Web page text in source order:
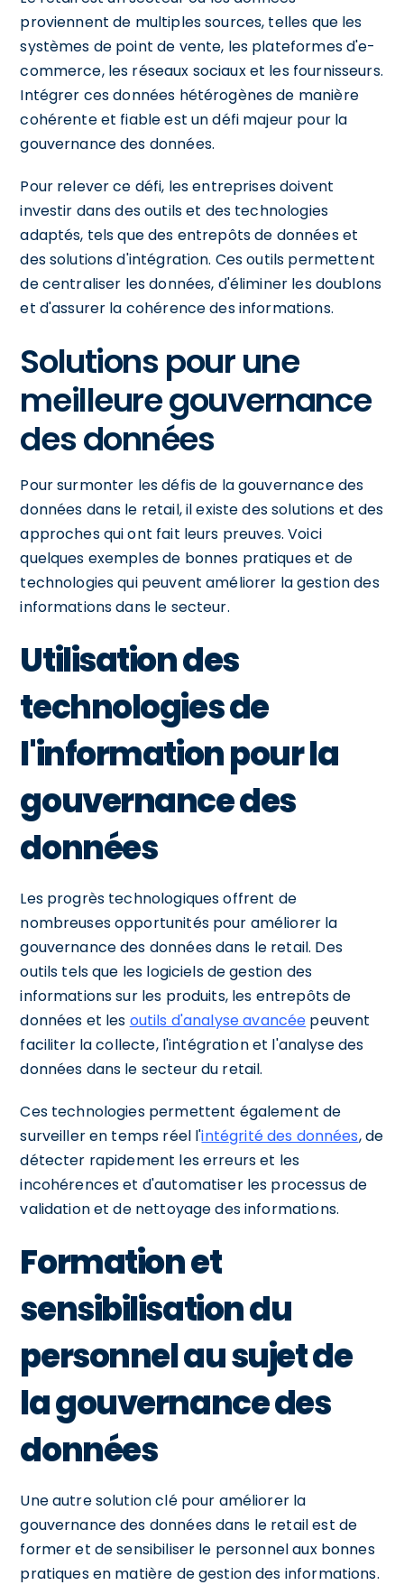
proviennent de multiples sources, telles que les
systèmes de point de vente, les plateformes d'e-
commerce, les réseaux sociaux et les fournisseurs.
Intégrer ces données hétérogènes de manière
cohérente et fiable est un défi majeur pour la
gouvernance des données.
Pour relever ce défi, les entreprises doivent
investir dans des outils et des technologies
adaptés, tels que des entrepôts de données et
des solutions d'intégration. Ces outils permettent
de centraliser les données, d'éliminer les doublons
et d'assurer la cohérence des informations.
Solutions pour une
meilleure gouvernance
des données
Pour surmonter les défis de la gouvernance des
données dans le retail, il existe des solutions et des
approches qui ont fait leurs preuves. Voici
quelques exemples de bonnes pratiques et de
technologies qui peuvent améliorer la gestion des
informations dans le secteur.
Utilisation des
technologies de
l'information pour la
gouvernance des
données
Les progrès technologiques offrent de
nombreuses opportunités pour améliorer la
gouvernance des données dans le retail. Des
outils tels que les logiciels de gestion des
informations sur les produits, les entrepôts de
données et les outils d'analyse avancée peuvent
faciliter la collecte, l'intégration et l'analyse des
données dans le secteur du retail.
Ces technologies permettent également de
surveiller en temps réel l'intégrité des données, de
détecter rapidement les erreurs et les
incohérences et d'automatiser les processus de
validation et de nettoyage des informations.
Formation et
sensibilisation du
personnel au sujet de
la gouvernance des
données
Une autre solution clé pour améliorer la
gouvernance des données dans le retail est de
former et de sensibiliser le personnel aux bonnes
pratiques en matière de gestion des informations.